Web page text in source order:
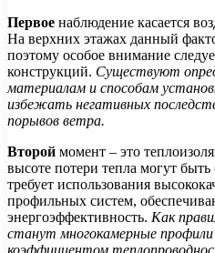
Первое наблюдение касается
На верхних этажах данный
поэтому особое внимание
конструкций. Существуют
материалам и способам
избежать негативных
порывов ветра.
Второй момент – это
высоте потери тепла могут
требует использования
профильных систем,
энергоэффективность. Как
станут многокамерные профили
коэффициентом